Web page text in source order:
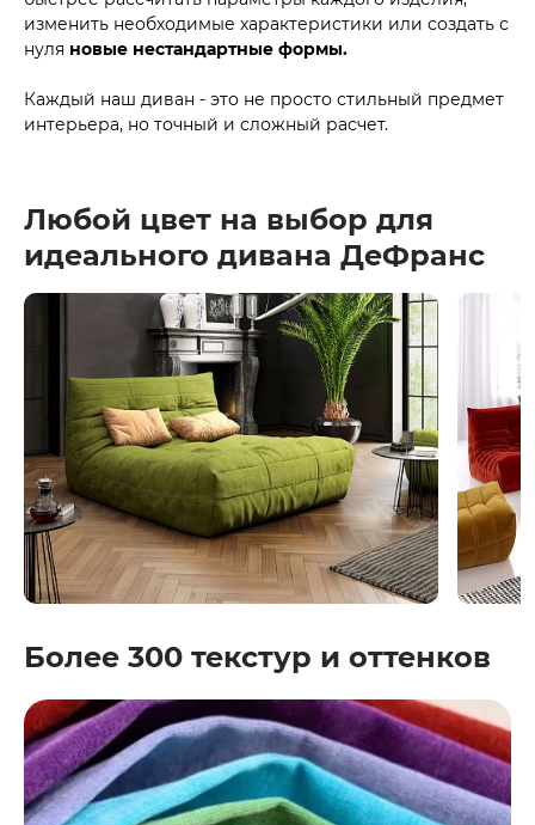
изменить необходимые характеристики или создать с
нуля новые нестандартные формы.
Каждый наш диван - это не просто стильный предмет
интерьера, но точный и сложный расчет.
Любой цвет на выбор для
идеального дивана ДеФранс
Более 300 текстур и оттенков